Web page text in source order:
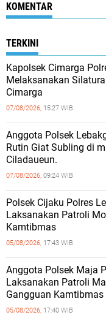
KOMENTAR
TERKINI
Kapolsek Cimarga
Melaksanakan
Cimarga
07/08/2026, 15:27 WIB
Anggota Polsek
Rutin Giat Subling di
Ciladaueun.
07/08/2026, 09:24 WIB
Polsek Cijaku Polres
Laksanakan Patroli
Kamtibmas
05/08/2026, 17:43 WIB
Anggota Polsek Maja
Laksanakan Patroli
Gangguan Kamtibmas
05/08/2026, 17:40 WIB